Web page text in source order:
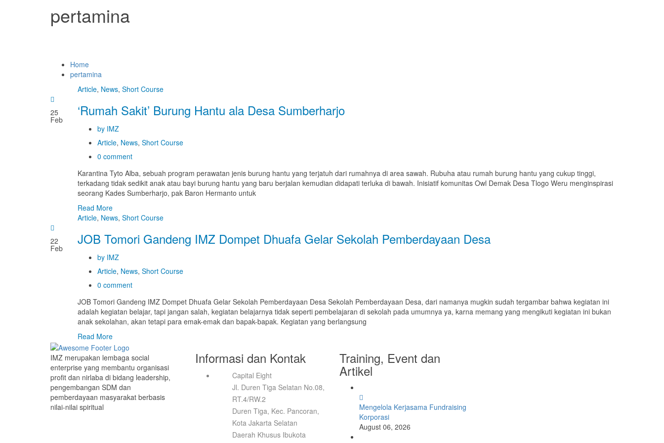
pertamina
Home
pertamina
25
Feb
Article, News, Short Course
‘Rumah Sakit’ Burung Hantu ala Desa Sumberharjo
by IMZ
Article, News, Short Course
0 comment
Karantina Tyto Alba, sebuah program perawatan jenis burung hantu yang terjatuh dari rumahnya di area sawah. Rubuha atau rumah burung hantu yang cukup tinggi,
terkadang tidak sedikit anak atau bayi burung hantu yang baru berjalan kemudian didapati terluka di bawah. Inisiatif komunitas Owl Demak Desa Tlogo Weru menginspirasi
seorang Kades Sumberharjo, pak Baron Hermanto untuk
Read More
22
Feb
Article, News, Short Course
JOB Tomori Gandeng IMZ Dompet Dhuafa Gelar Sekolah Pemberdayaan Desa
by IMZ
Article, News, Short Course
0 comment
JOB Tomori Gandeng IMZ Dompet Dhuafa Gelar Sekolah Pemberdayaan Desa Sekolah Pemberdayaan Desa, dari namanya mugkin sudah tergambar bahwa kegiatan ini
adalah kegiatan belajar, tapi jangan salah, kegiatan belajarnya tidak seperti pembelajaran di sekolah pada umumnya ya, karna memang yang mengikuti kegiatan ini bukan
anak sekolahan, akan tetapi para emak-emak dan bapak-bapak. Kegiatan yang berlangsung
Read More
IMZ merupakan lembaga social
enterprise yang membantu organisasi
profit dan nirlaba di bidang leadership,
pengembangan SDM dan
pemberdayaan masyarakat berbasis
nilai-nilai spiritual
Informasi dan Kontak
Capital Eight
Jl. Duren Tiga Selatan No.08,
RT.4/RW.2
Duren Tiga, Kec. Pancoran,
Kota Jakarta Selatan
Daerah Khusus Ibukota
Training, Event dan
Artikel
Mengelola Kerjasama Fundraising
Korporasi
August 06, 2026